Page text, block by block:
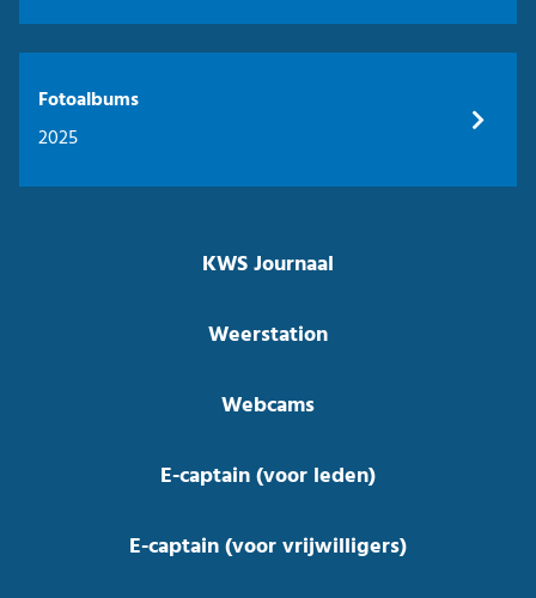
Fotoalbums
2025
KWS Journaal
Weerstation
Webcams
E-captain (voor leden)
E-captain (voor vrijwilligers)